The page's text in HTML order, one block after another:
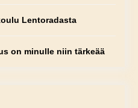
Lentoradasta
on minulle niin tärkeää